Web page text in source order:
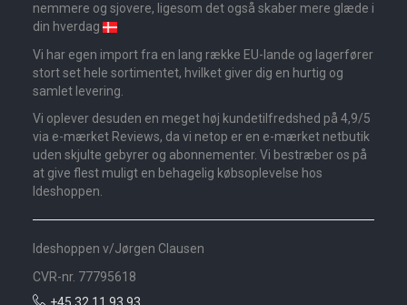
nemmere og sjovere, ligesom det også skaber mere glæde i
din hverdag
Vi har egen import fra en lang række EU-lande og lagerfører
stort set hele sortimentet, hvilket giver dig en hurtig og
samlet levering.
Vi oplever desuden en meget høj kundetilfredshed på 4,9/5
via e-mærket Reviews, da vi netop er en e-mærket netbutik
uden skjulte gebyrer og abonnementer. Vi bestræber os på
at give flest muligt en behagelig købsoplevelse hos
Ideshoppen.
Ideshoppen v/Jørgen Clausen
CVR-nr. 77795618